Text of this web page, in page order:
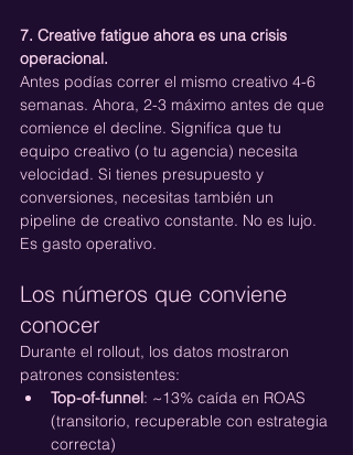
7. Creative fatigue ahora es una crisis
operacional.
Antes podías correr el mismo creativo 4-6
semanas. Ahora, 2-3 máximo antes de que
comience el decline. Significa que tu
equipo creativo (o tu agencia) necesita
velocidad. Si tienes presupuesto y
conversiones, necesitas también un
pipeline de creativo constante. No es lujo.
Es gasto operativo.
Los números que conviene
conocer
Durante el rollout, los datos mostraron
patrones consistentes:
Top-of-funnel: ~13% caída en ROAS
(transitorio, recuperable con estrategia
correcta)